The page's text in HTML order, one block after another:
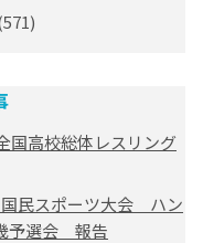
高校総体レスリング
民スポーツ大会 ハン
予選会 報告